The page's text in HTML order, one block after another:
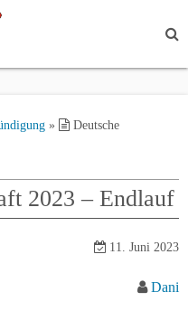
»
Deutsche
2023 – Endlauf
11. Juni 2023
Dani